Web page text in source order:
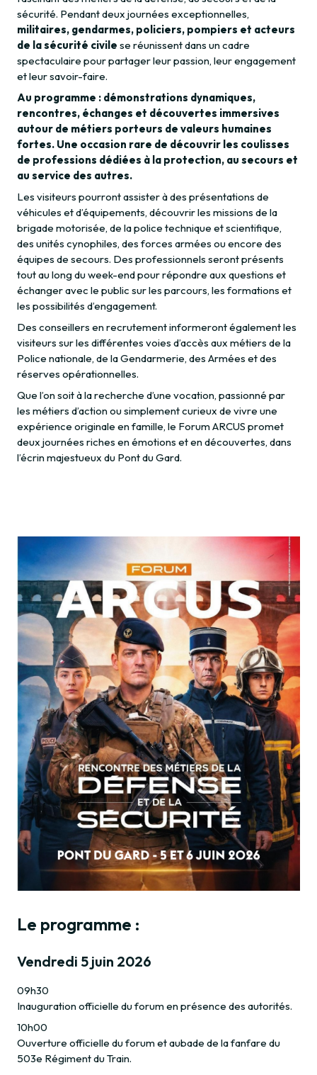
sécurité. Pendant deux journées exceptionnelles,
militaires, gendarmes, policiers, pompiers et acteurs
de la sécurité civile se réunissent dans un cadre
spectaculaire pour partager leur passion, leur engagement
et leur savoir-faire.
Au programme : démonstrations dynamiques,
rencontres, échanges et découvertes immersives
autour de métiers porteurs de valeurs humaines
fortes. Une occasion rare de découvrir les coulisses
de professions dédiées à la protection, au secours et
au service des autres.
Les visiteurs pourront assister à des présentations de
véhicules et d’équipements, découvrir les missions de la
brigade motorisée, de la police technique et scientifique,
des unités cynophiles, des forces armées ou encore des
équipes de secours. Des professionnels seront présents
tout au long du week-end pour répondre aux questions et
échanger avec le public sur les parcours, les formations et
les possibilités d’engagement.
Des conseillers en recrutement informeront également les
visiteurs sur les différentes voies d’accès aux métiers de la
Police nationale, de la Gendarmerie, des Armées et des
réserves opérationnelles.
Que l’on soit à la recherche d’une vocation, passionné par
les métiers d’action ou simplement curieux de vivre une
expérience originale en famille, le Forum ARCUS promet
deux journées riches en émotions et en découvertes, dans
l’écrin majestueux du Pont du Gard.
Le programme :
Vendredi 5 juin 2026
09h30
Inauguration officielle du forum en présence des autorités.
10h00
Ouverture officielle du forum et aubade de la fanfare du
503e Régiment du Train.